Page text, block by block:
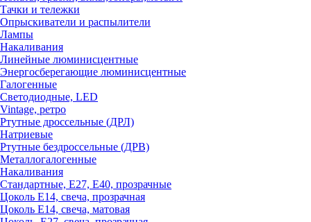
Тачки и тележки
Опрыскиватели и распылители
Лампы
Накаливания
Линейные люминисцентные
Энергосберегающие люминисцентные
Галогенные
Светодиодные, LED
Vintage, ретро
Ртутные дроссельные (ДРЛ)
Натриевые
Ртутные бездроссельные (ДРВ)
Металлогалогенные
Накаливания
Стандартные, Е27, Е40, прозрачные
Цоколь Е14, свеча, прозрачная
Цоколь Е14, свеча, матовая